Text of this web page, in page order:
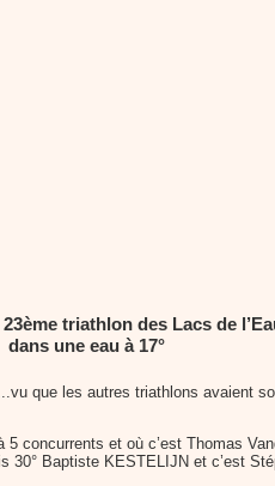
triathlon des Lacs de
dans une eau à 17°
que les autres triathlons avaient
concurrents et où c’est Thomas
Baptiste KESTELIJN et c’est